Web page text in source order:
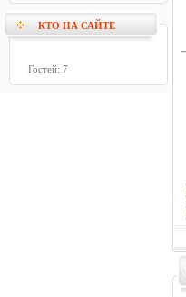
КТО НА САЙТЕ
Гостей: 7